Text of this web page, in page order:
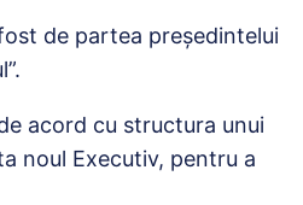
de partea președintelui
acord cu structura unui
noul Executiv, pentru a